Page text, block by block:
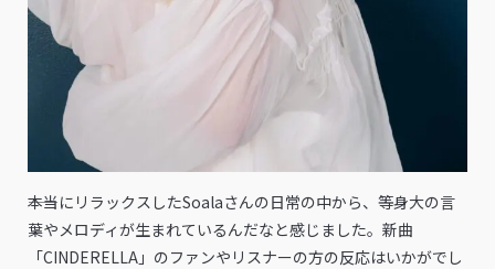
――本当にリラックスしたSoalaさんの日常の中から、等身大の言
葉やメロディが生まれているんだなと感じました。新曲
「CINDERELLA」のファンやリスナーの方の反応はいかがでし